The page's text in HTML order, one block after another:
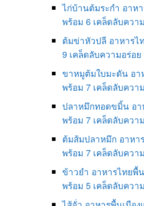
ไก่บ้านต้มระกำ อาห
พร้อม 6 เคล็ดลับควา
ต้มข่าหัวปลี อาหารไ
9 เคล็ดลับความอร่อย
ขาหมูต้มใบมะดัน อา
พร้อม 7 เคล็ดลับควา
ปลาหมึกทอดขมิ้น อา
พร้อม 7 เคล็ดลับควา
ต้มส้มปลาหมึก อาหา
พร้อม 7 เคล็ดลับควา
ข้าวยำ อาหารไทยพื้
พร้อม 5 เคล็ดลับควา